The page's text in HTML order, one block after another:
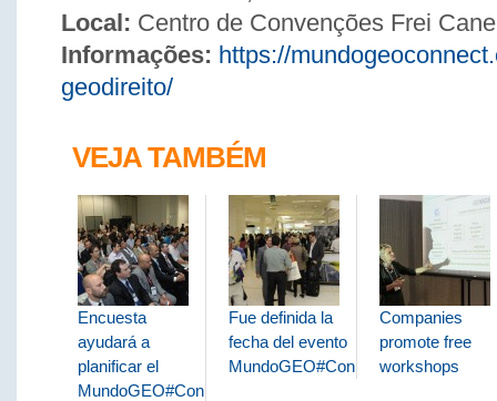
Local: Centro de Convenções Frei
Informações: https://
geodireito/
VEJA TAMBÉM
Encuesta
ayudará a
planificar el
MundoGEO#Connect
Fue definida la
fecha del evento
MundoGEO#Connect
Companies
promote free
workshops